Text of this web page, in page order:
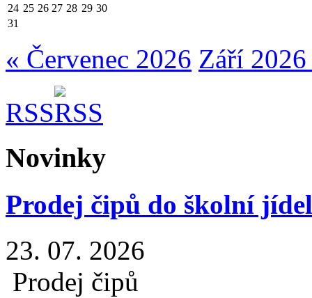
24 25 26 27 28 29 30
31
« Červenec 2026 Září
RSS
Novinky
Prodej čipů do školní
23. 07. 2026
Prodej čipů